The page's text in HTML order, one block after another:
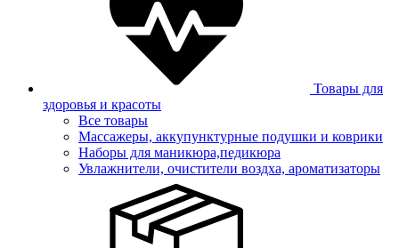
Товары для
здоровья и красоты
Все товары
Массажеры, аккупунктурные подушки и коврики
Наборы для маникюра,педикюра
Увлажнители, очистители воздха, ароматизаторы